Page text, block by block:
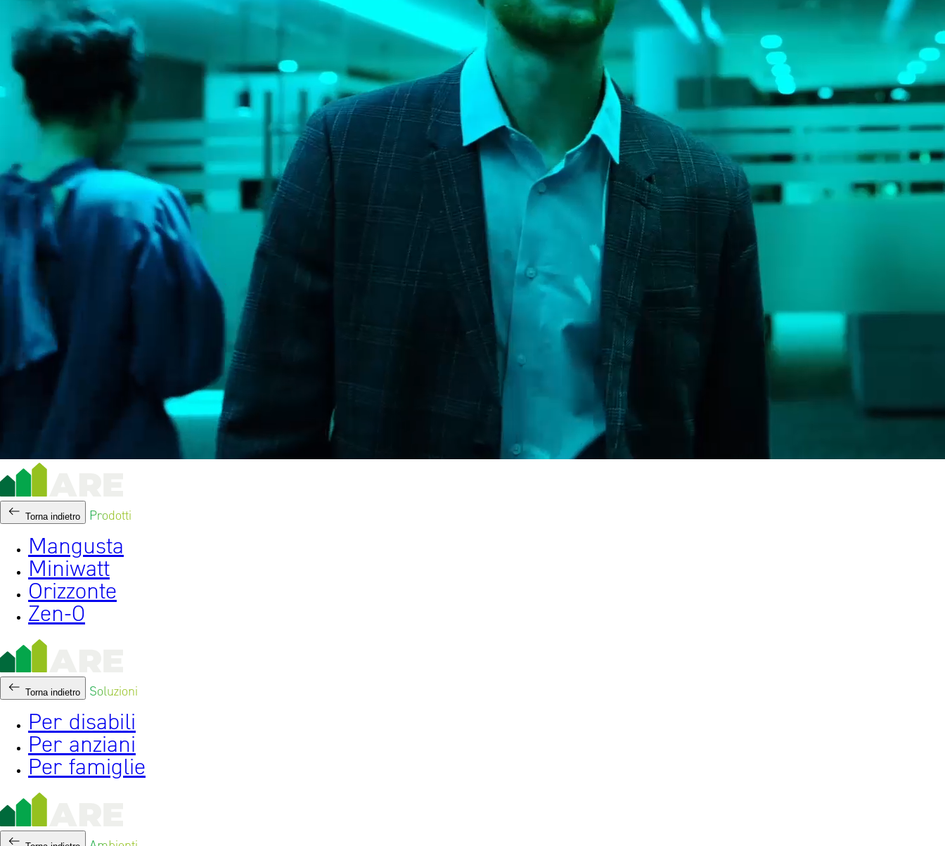
Torna indietro Prodotti
Mangusta
Miniwatt
Orizzonte
Zen-0
Torna indietro Soluzioni
Per disabili
Per anziani
Per famiglie